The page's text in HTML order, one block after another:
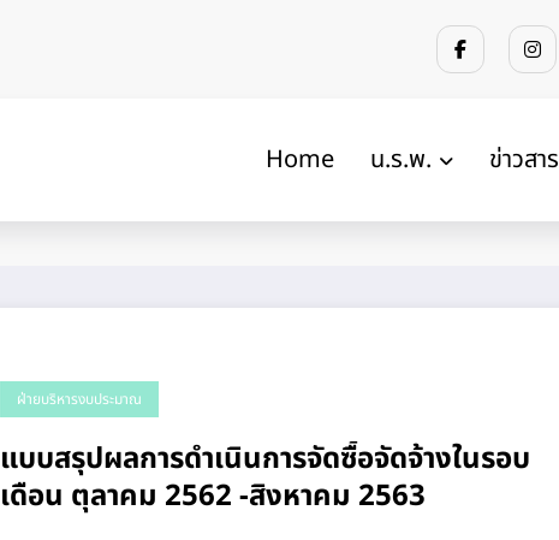
Home น.ร.พ. ข่าวสาร
ฝ่ายบริหารงบประมาณ
แบบสรุปผลการดําเนินการจัดซื้อจัดจ้างในรอบ
เดือน ตุลาคม 2562 -สิงหาคม 2563